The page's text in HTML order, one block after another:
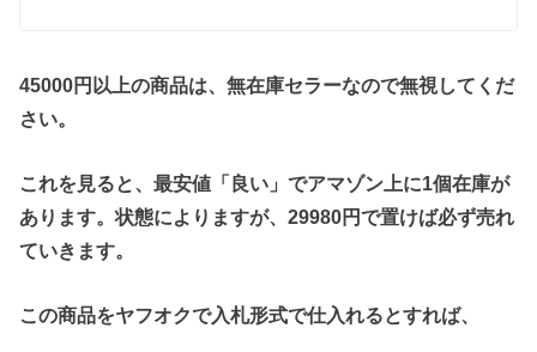
45000円以上の商品は、無在庫セラーなので無視してくだ
さい。
これを見ると、最安値「良い」でアマゾン上に1個在庫が
あります。状態によりますが、29980円で置けば必ず売れ
ていきます。
この商品をヤフオクで入札形式で仕入れるとすれば、